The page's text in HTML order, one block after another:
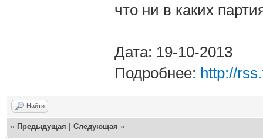
что ни в каких
Дата: 19-10-2013
Подробнее: http://
Найти
« Предыдущая Следующая »